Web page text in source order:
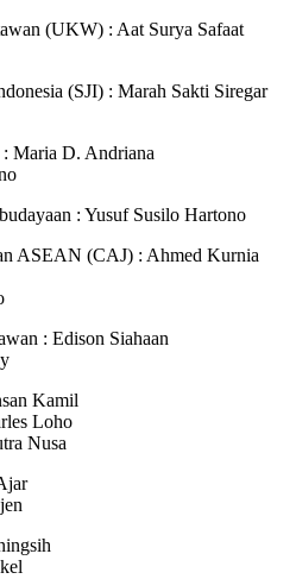
(UKW) : Aat Surya Safaat
(SJI) : Marah Sakti Siregar
Maria D. Andriana
: Yusuf Susilo Hartono
ASEAN (CAJ) : Ahmed Kurnia
: Edison Siahaan
Kamil
Loho
Nusa